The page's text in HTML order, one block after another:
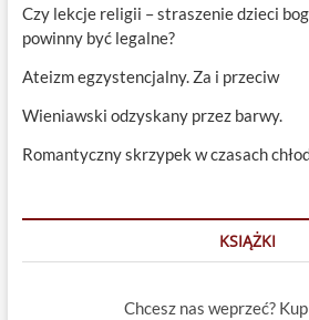
Czy lekcje religii – straszenie dzieci
powinny być legalne?
Ateizm egzystencjalny. Za i przeciw
Wieniawski odzyskany przez barwy.
Romantyczny skrzypek w czasach
KSIĄŻKI
Chcesz nas weprzeć?